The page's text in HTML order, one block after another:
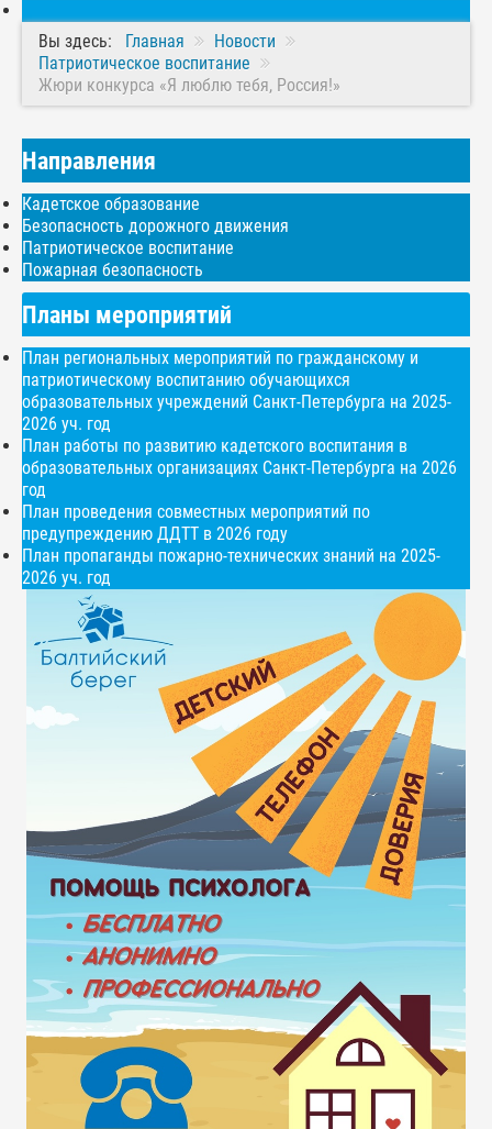
Вы здесь: Главная
Новости
Патриотическое воспитание
Жюри конкурса «Я люблю тебя, Россия!»
Направления
Кадетское образование
Безопасность дорожного движения
Патриотическое воспитание
Пожарная безопасность
Планы мероприятий
План региональных мероприятий по гражданскому и
патриотическому воспитанию обучающихся
образовательных учреждений Санкт-Петербурга на 2025-
2026 уч. год
План работы по развитию кадетского воспитания в
образовательных организациях Санкт-Петербурга на 2026
год
План проведения совместных мероприятий по
предупреждению ДДТТ в 2026 году
План пропаганды пожарно-технических знаний на 2025-
2026 уч. год